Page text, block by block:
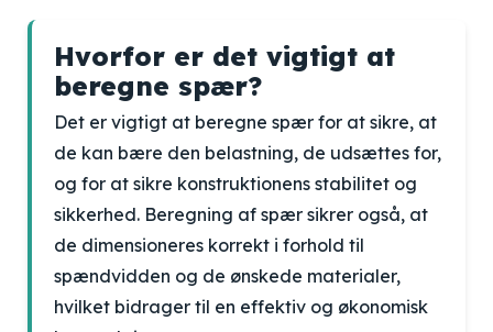
Hvorfor er det vigtigt at
beregne spær?
Det er vigtigt at beregne spær for at sikre, at
de kan bære den belastning, de udsættes for,
og for at sikre konstruktionens stabilitet og
sikkerhed. Beregning af spær sikrer også, at
de dimensioneres korrekt i forhold til
spændvidden og de ønskede materialer,
hvilket bidrager til en effektiv og økonomisk